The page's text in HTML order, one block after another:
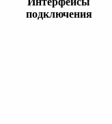
подключения